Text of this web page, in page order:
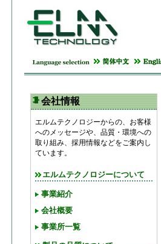
会社情報
エルムテクノロジーからの、お客様
へのメッセージや、品質・環境への
取り組み、採用情報などをご案内し
ています。
エルムテクノロジーについて
事業紹介
会社概要
事業所一覧